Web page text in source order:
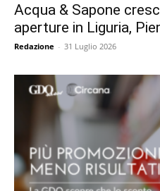
Acqua & Sapone
aperture in Liguria,
Redazione - 31 Luglio 2026